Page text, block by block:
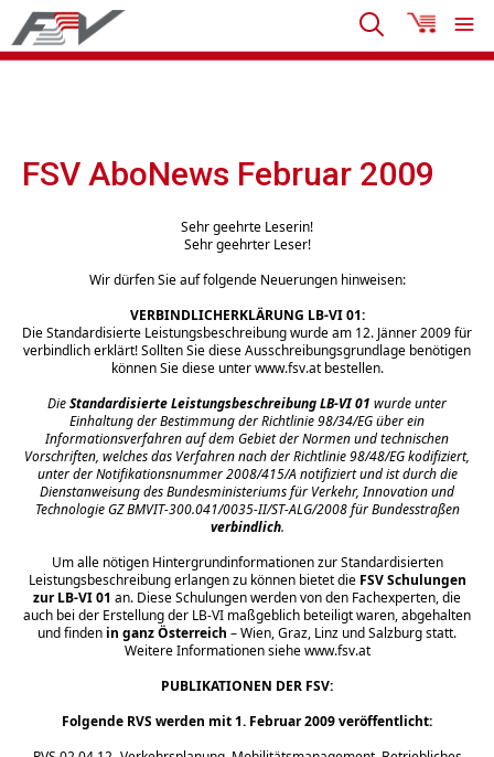
FSV AboNews Februar 2009
Sehr geehrte Leserin!
Sehr geehrter Leser!
Wir dürfen Sie auf folgende Neuerungen hinweisen:
VERBINDLICHERKLÄRUNG LB-VI 01:
Die Standardisierte Leistungsbeschreibung wurde am 12. Jänner 2009 für
verbindlich erklärt! Sollten Sie diese Ausschreibungsgrundlage benötigen
können Sie diese unterwww.fsv.atbestellen.
DieStandardisierte Leistungsbeschreibung LB-VI 01 wurde unter
Einhaltung der Bestimmung der Richtlinie 98/34/EG über ein
Informationsverfahren auf dem Gebiet der Normen und technischen
Vorschriften, welches das Verfahren nach der Richtlinie 98/48/EG kodifiziert,
unter der Notifikationsnummer 2008/415/A notifiziert und ist durch die
Dienstanweisung des Bundesministeriums für Verkehr, Innovation und
Technologie GZ BMVIT-300.041/0035-II/ST-ALG/2008 für Bundesstraßen
verbindlich.
Um alle nötigen Hintergrundinformationen zur Standardisierten
Leistungsbeschreibung erlangen zu können bietet die FSVSchulungen
zur LB-VI 01 an. DieseSchulungenwerden von den Fachexperten, die
auch bei der Erstellung der LB-VI maßgeblich beteiligt waren, abgehalten
und finden in ganz Österreich – Wien, Graz, Linz und Salzburg statt.
Weitere Informationen siehe www.fsv.at
PUBLIKATIONEN DER FSV:
Folgende RVS werden mit 1. Februar 2009 veröffentlicht: